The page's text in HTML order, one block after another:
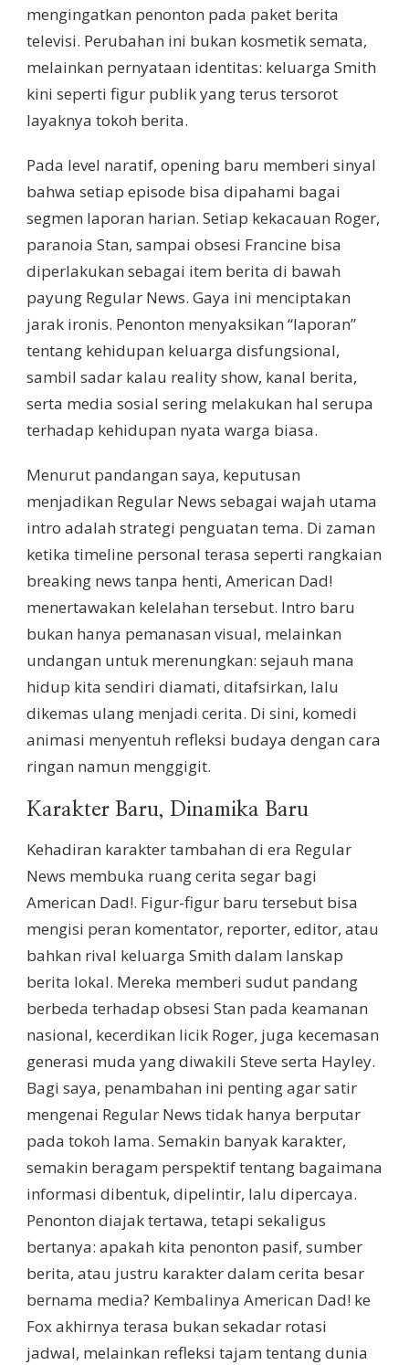
mengingatkan penonton pada paket berita
televisi. Perubahan ini bukan kosmetik semata,
melainkan pernyataan identitas: keluarga Smith
kini seperti figur publik yang terus tersorot
layaknya tokoh berita.
Pada level naratif, opening baru memberi sinyal
bahwa setiap episode bisa dipahami bagai
segmen laporan harian. Setiap kekacauan Roger,
paranoia Stan, sampai obsesi Francine bisa
diperlakukan sebagai item berita di bawah
payung Regular News. Gaya ini menciptakan
jarak ironis. Penonton menyaksikan “laporan”
tentang kehidupan keluarga disfungsional,
sambil sadar kalau reality show, kanal berita,
serta media sosial sering melakukan hal serupa
terhadap kehidupan nyata warga biasa.
Menurut pandangan saya, keputusan
menjadikan Regular News sebagai wajah utama
intro adalah strategi penguatan tema. Di zaman
ketika timeline personal terasa seperti rangkaian
breaking news tanpa henti, American Dad!
menertawakan kelelahan tersebut. Intro baru
bukan hanya pemanasan visual, melainkan
undangan untuk merenungkan: sejauh mana
hidup kita sendiri diamati, ditafsirkan, lalu
dikemas ulang menjadi cerita. Di sini, komedi
animasi menyentuh refleksi budaya dengan cara
ringan namun menggigit.
Karakter Baru, Dinamika Baru
Kehadiran karakter tambahan di era Regular
News membuka ruang cerita segar bagi
American Dad!. Figur-figur baru tersebut bisa
mengisi peran komentator, reporter, editor, atau
bahkan rival keluarga Smith dalam lanskap
berita lokal. Mereka memberi sudut pandang
berbeda terhadap obsesi Stan pada keamanan
nasional, kecerdikan licik Roger, juga kecemasan
generasi muda yang diwakili Steve serta Hayley.
Bagi saya, penambahan ini penting agar satir
mengenai Regular News tidak hanya berputar
pada tokoh lama. Semakin banyak karakter,
semakin beragam perspektif tentang bagaimana
informasi dibentuk, dipelintir, lalu dipercaya.
Penonton diajak tertawa, tetapi sekaligus
bertanya: apakah kita penonton pasif, sumber
berita, atau justru karakter dalam cerita besar
bernama media? Kembalinya American Dad! ke
Fox akhirnya terasa bukan sekadar rotasi
jadwal, melainkan refleksi tajam tentang dunia